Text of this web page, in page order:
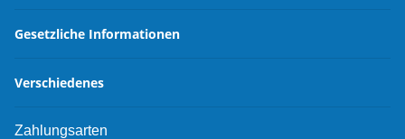
Gesetzliche Informationen
Verschiedenes
Zahlungsarten